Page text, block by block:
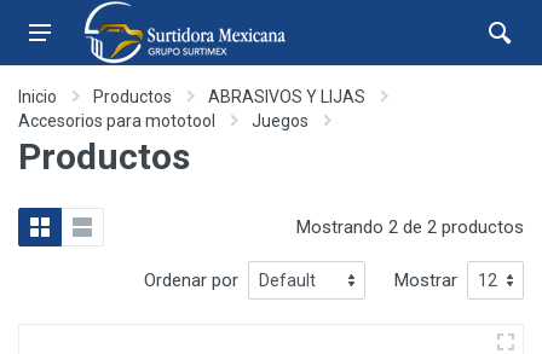
Inicio Productos
ABRASIVOS Y LIJAS
Accesorios para mototool
Juegos
Productos
Mostrando 2 de 2 productos
Ordenar por Mostrar